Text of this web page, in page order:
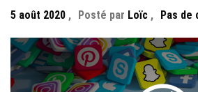
5 août 2020 , Posté par Loïc , Pas de